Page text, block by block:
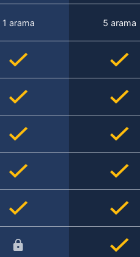
1 arama 5 arama